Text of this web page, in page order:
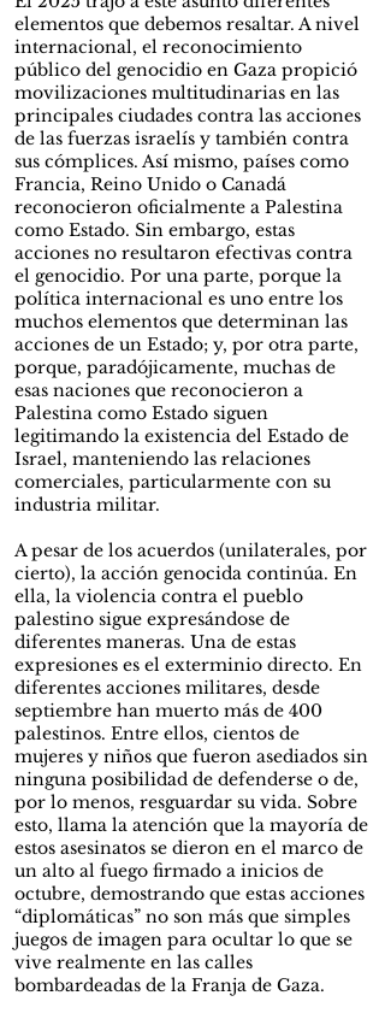
elementos que debemos resaltar. A nivel
internacional, el reconocimiento
público del genocidio en Gaza propició
movilizaciones multitudinarias en las
principales ciudades contra las acciones
de las fuerzas israelís y también contra
sus cómplices. Así mismo, países como
Francia, Reino Unido o Canadá
reconocieron oficialmente a Palestina
como Estado. Sin embargo, estas
acciones no resultaron efectivas contra
el genocidio. Por una parte, porque la
política internacional es uno entre los
muchos elementos que determinan las
acciones de un Estado; y, por otra parte,
porque, paradójicamente, muchas de
esas naciones que reconocieron a
Palestina como Estado siguen
legitimando la existencia del Estado de
Israel, manteniendo las relaciones
comerciales, particularmente con su
industria militar.
A pesar de los acuerdos (unilaterales, por
cierto), la acción genocida continúa. En
ella, la violencia contra el pueblo
palestino sigue expresándose de
diferentes maneras. Una de estas
expresiones es el exterminio directo. En
diferentes acciones militares, desde
septiembre han muerto más de 400
palestinos. Entre ellos, cientos de
mujeres y niños que fueron asediados sin
ninguna posibilidad de defenderse o de,
por lo menos, resguardar su vida. Sobre
esto, llama la atención que la mayoría de
estos asesinatos se dieron en el marco de
un alto al fuego firmado a inicios de
octubre, demostrando que estas acciones
“diplomáticas” no son más que simples
juegos de imagen para ocultar lo que se
vive realmente en las calles
bombardeadas de la Franja de Gaza.